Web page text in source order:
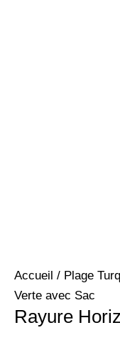
Accueil / Plage
Verte avec Sac
Rayure